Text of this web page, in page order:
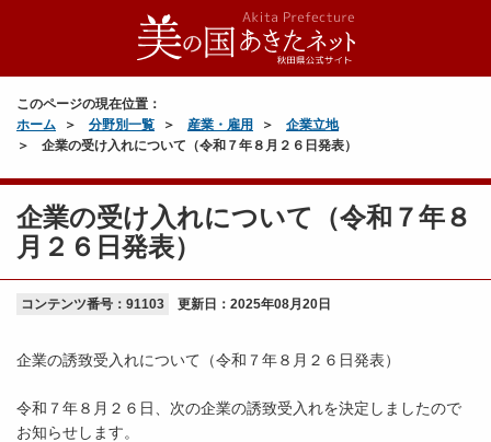
このページの現在位置：
ホーム
分野別一覧 産業・雇用
企業立地
企業の受け入れについて（令和７年８月２６日発表）
企業の受け入れについて（令和７年８
月２６日発表）
コンテンツ番号：91103 更新日： 2025年08月20日
企業の誘致受入れについて（令和７年８月２６日発表）
令和７年８月２６日、次の企業の誘致受入れを決定しましたので
お知らせします。